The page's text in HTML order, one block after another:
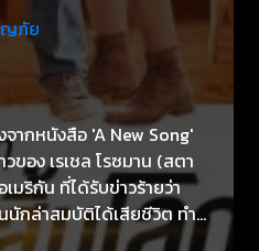
ภัย
กหนังสือ 'A New Song'
ของ เรเชล โรซมาน (สตา
ริกัน ที่ได้รับข่าวร้ายว่า
นักล่าสมบัติได้เสียชีวิต ทำ
ะเทศจอร์แดนเพื่อยืนยันตัว